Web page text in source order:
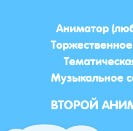
Аниматор
Музыкальное
ВТОРОЙ